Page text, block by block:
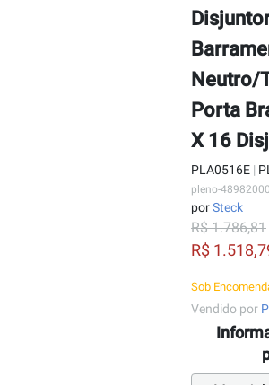
Neutro/
Porta
X 16
PLA0516E |
pleno-
porSteck
R$ 1.786,81
R$
Sob
Vendido por